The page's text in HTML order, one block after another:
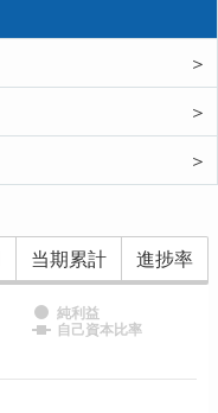
＞
＞
＞
当期累計 進捗率
純利益
自己資本比率